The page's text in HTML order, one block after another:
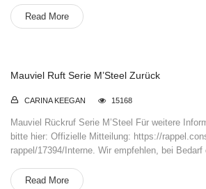
Read More
Mauviel Ruft Serie M’Steel Zurück
CARINA KEEGAN 15168
Mauviel Rückruf Serie M’Steel Für weitere
bitte hier: Offizielle Mitteilung: https://
rappel/17394/Interne. Wir empfehlen, bei Bedarf
Read More